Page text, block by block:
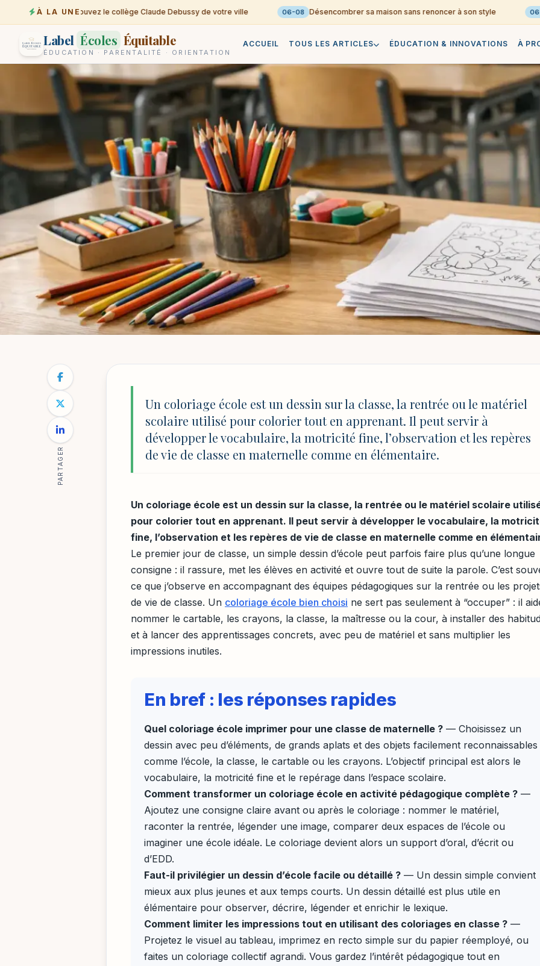
À LA UNE
07-08 Trouvez le collège Claude Debussy de votre ville 06-08 Désencombrer sa maison sans renoncer à son style 06-08
Label Écoles Équitable
ÉDUCATION · PARENTALITÉ · ORIENTATION
ACCUEIL TOUS LES ARTICLES ÉDUCATION & INNOVATIONS À
NOTRE BLOG
Coloriage école : dessins utiles à
pour la classe
Mathilde Reynaud
PARTAGER
Un coloriage école est un dessin sur la classe, la rentrée ou le matériel
scolaire utilisé pour colorier tout en apprenant. Il peut servir à
développer le vocabulaire, la motricité fine, l’observation et les repères
de vie de classe en maternelle comme en élémentaire.
Un coloriage école est un dessin sur la classe, la rentrée ou le matériel scolaire
pour colorier tout en apprenant. Il peut servir à développer le vocabulaire, la
fine, l’observation et les repères de vie de classe en maternelle comme en
Le premier jour de classe, un simple dessin d’école peut parfois faire plus qu’une longue
consigne : il rassure, met les élèves en activité et ouvre tout de suite la parole. C’est
ce que j’observe en accompagnant des équipes pédagogiques sur la rentrée ou les
de vie de classe. Un coloriage école bien choisi ne sert pas seulement à “occuper” : il
nommer le cartable, les crayons, la classe, la maîtresse ou la cour, à installer des
et à lancer des apprentissages concrets, avec peu de matériel et sans multiplier les
impressions inutiles.
En bref : les réponses rapides
Quel coloriage école imprimer pour une classe de maternelle ? — Choisissez un
dessin avec peu d’éléments, de grands aplats et des objets facilement reconnaissables
comme l’école, la classe, le cartable ou les crayons. L’objectif principal est alors le
vocabulaire, la motricité fine et le repérage dans l’espace scolaire.
Comment transformer un coloriage école en activité pédagogique complète ? —
Ajoutez une consigne claire avant ou après le coloriage : nommer le matériel,
raconter la rentrée, légender une image, comparer deux espaces de l’école ou
imaginer une école idéale. Le coloriage devient alors un support d’oral, d’écrit ou
d’EDD.
Faut-il privilégier un dessin d’école facile ou détaillé ? — Un dessin simple convient
mieux aux plus jeunes et aux temps courts. Un dessin détaillé est plus utile en
élémentaire pour observer, décrire, légender et enrichir le lexique.
Comment limiter les impressions tout en utilisant des coloriages en classe ? —
Projetez le visuel au tableau, imprimez en recto simple sur du papier réemployé, ou
faites un coloriage collectif agrandi. Vous gardez l’intérêt pédagogique tout en